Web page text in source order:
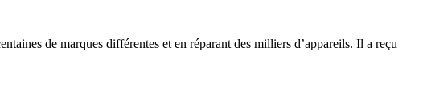
de marques différentes et en réparant des milliers d’appareils. Il a reçu